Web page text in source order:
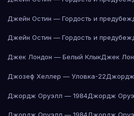
Джейн Остин — Гордость и
Джейн Остин — Гордость и
Джек Лондон — Белый КлыкДжек
Джозеф Хеллер — Уловка-22
Джордж Оруэлл — 1984Джордж